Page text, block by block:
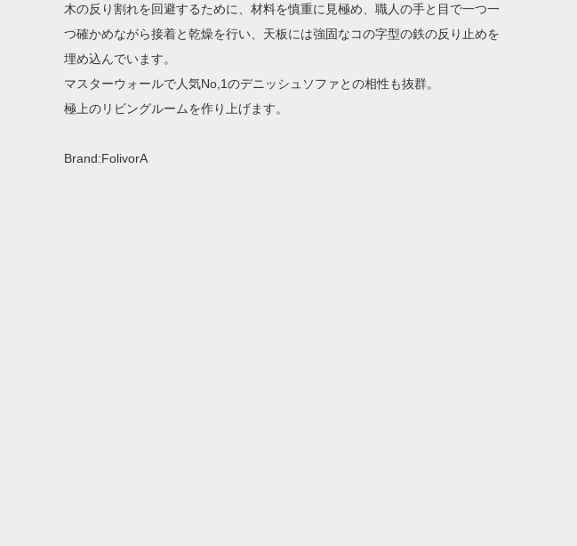
木の反り割れを回避するために、材料を慎重に見極め、職人の手と目で一つ一
つ確かめながら接着と乾燥を行い、天板には強固なコの字型の鉄の反り止めを
埋め込んでいます。
マスターウォールで人気No,1のデニッシュソファとの相性も抜群。
極上のリビングルームを作り上げます。
Brand:FolivorA